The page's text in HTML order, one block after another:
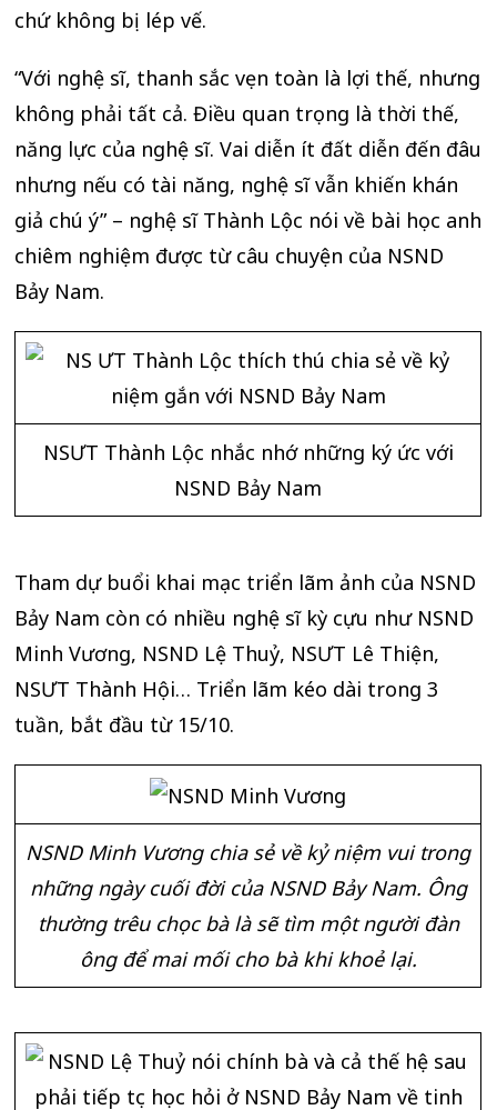
chứ không bị lép vế.
“Với nghệ sĩ, thanh sắc vẹn toàn là lợi thế, nhưng
không phải tất cả. Điều quan trọng là thời thế,
năng lực của nghệ sĩ. Vai diễn ít đất diễn đến đâu
nhưng nếu có tài năng, nghệ sĩ vẫn khiến khán
giả chú ý” – nghệ sĩ Thành Lộc nói về bài học anh
chiêm nghiệm được từ câu chuyện của NSND
Bảy Nam.
NSƯT Thành Lộc nhắc nhớ những ký ức với
NSND Bảy Nam
Tham dự buổi khai mạc triển lãm ảnh của NSND
Bảy Nam còn có nhiều nghệ sĩ kỳ cựu như NSND
Minh Vương, NSND Lệ Thuỷ, NSƯT Lê Thiện,
NSƯT Thành Hội… Triển lãm kéo dài trong 3
tuần, bắt đầu từ 15/10.
NSND Minh Vương chia sẻ về kỷ niệm vui trong
những ngày cuối đời của NSND Bảy Nam. Ông
thường trêu chọc bà là sẽ tìm một người đàn
ông để mai mối cho bà khi khoẻ lại.